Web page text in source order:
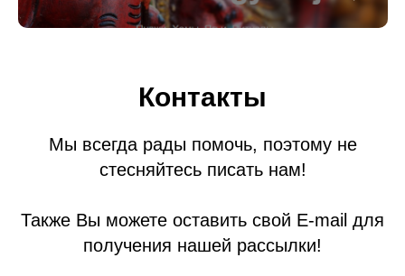
Контакты
Мы всегда рады помочь, поэтому не
стесняйтесь писать нам!
Также Вы можете оставить свой E-mail для
получения нашей рассылки!